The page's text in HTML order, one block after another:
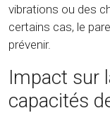
vibrations ou des
certains cas, le
prévenir.
Impact sur
capacités